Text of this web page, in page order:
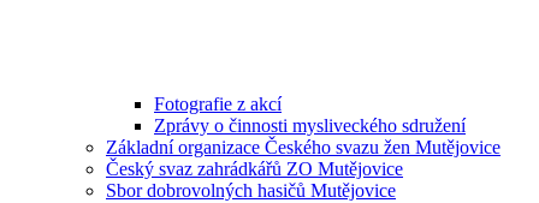
Fotografie z akcí
Zprávy o činnosti mysliveckého sdružení
Základní organizace Českého svazu žen Mutějovice
Český svaz zahrádkářů ZO Mutějovice
Sbor dobrovolných hasičů Mutějovice